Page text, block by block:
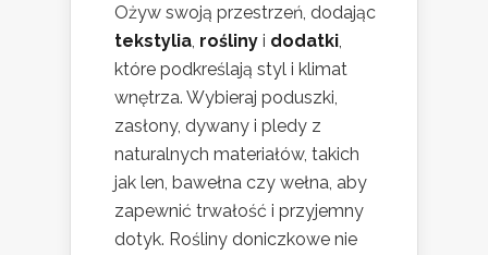
Ożyw swoją przestrzeń, dodając
tekstylia, rośliny i dodatki,
które podkreślają styl i klimat
wnętrza. Wybieraj poduszki,
zasłony, dywany i pledy z
naturalnych materiałów, takich
jak len, bawełna czy wełna, aby
zapewnić trwałość i przyjemny
dotyk. Rośliny doniczkowe nie